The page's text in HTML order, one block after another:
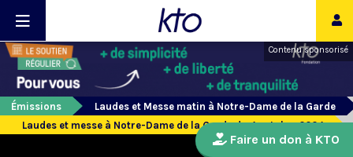
Contenu sponsorisé
Émissions
Laudes et Messe matin à Notre-Dame de la Garde
Laudes et messe à Notre-Dame de la Garde du 4 octobre 2024
Faire un don à KTO